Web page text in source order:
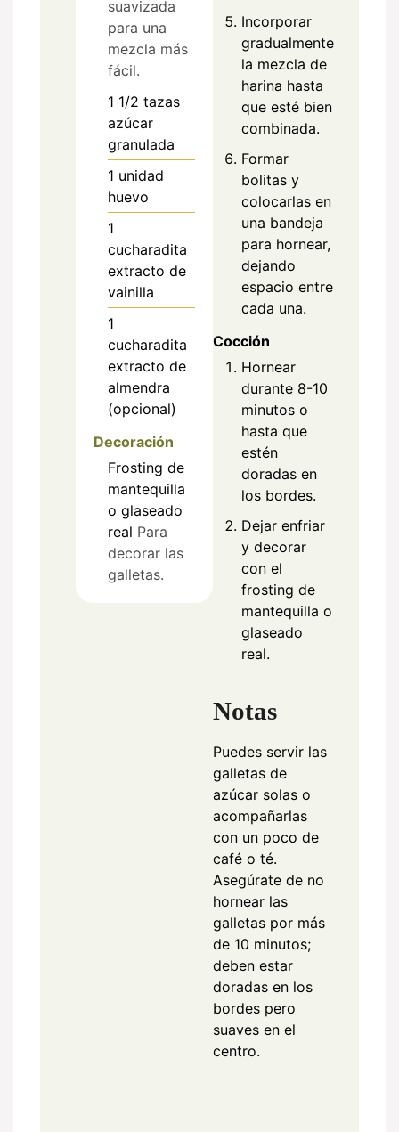
suavizada
para una
mezcla más
fácil.
1 1/2 tazas
azúcar
granulada
1 unidad
huevo
1
cucharadita
extracto de
vainilla
1
cucharadita
extracto de
almendra
(opcional)
Decoración
Frosting de
mantequilla
o glaseado
real Para
decorar las
galletas.
Incorporar
gradualmente
la mezcla de
harina hasta
que esté bien
combinada.
Formar
bolitas y
colocarlas en
una bandeja
para hornear,
dejando
espacio entre
cada una.
Cocción
Hornear
durante 8-10
minutos o
hasta que
estén
doradas en
los bordes.
Dejar enfriar
y decorar
con el
frosting de
mantequilla o
glaseado
real.
Notas
Puedes servir las
galletas de
azúcar solas o
acompañarlas
con un poco de
café o té.
Asegúrate de no
hornear las
galletas por más
de 10 minutos;
deben estar
doradas en los
bordes pero
suaves en el
centro.